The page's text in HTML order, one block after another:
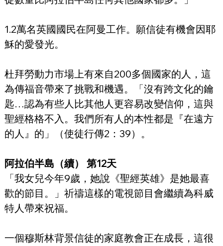
1.2萬名英國國民在阿曼工作。願信徒有機會因耶
穌的愛發光。
杜拜勞動力市場上有來自200多個國家的人，這
為傳福音帶來了挑戰和機遇。「沒有跨文化的鑰
匙…認為有些人比其他人更容易改變信仰，這與
聖經格格不入。我們所有人的本性都是『在遠方
的人』的」（使徒行傳2：39）。
阿拉伯半島（續） 第12天
「我女兒今年9歲，她說《聖經英雄》是她最喜
歡的節目。」祈禱這樣的電視節目會繼續為科威
特人帶來祝福。
一個穆斯林背景信徒的家庭教會正在成長，這很